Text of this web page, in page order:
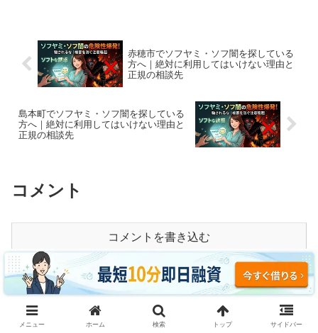
赤穂市でソフヤミ・ソフ闇を探している
方へ｜絶対に利用してはいけない理由と
正規の相談先
島本町でソフヤミ・ソフ闇を探している
方へ｜絶対に利用してはいけない理由と
正規の相談先
コメント
コメントを書き込む
ホーム 大阪
メニュー ホーム 検索 トップ サイドバー